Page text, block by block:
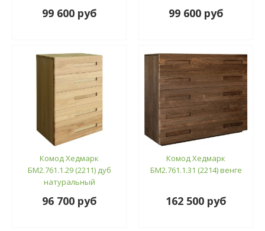
99 600 руб 99 600 руб
Комод Хедмарк
БМ2.761.1.29 (2211) дуб
натуральный
96 700 руб
Комод Хедмарк
БМ2.761.1.31 (2214) венге
162 500 руб